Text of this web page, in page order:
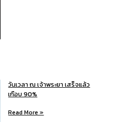
วันเวลา ณ เจ้าพระยา เสร็จแล้ว
เกือบ 90%
Read More »